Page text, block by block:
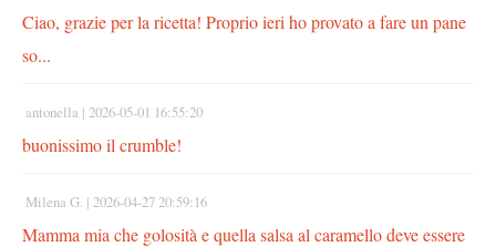
Ciao, grazie per la ricetta! Proprio ieri ho provato a fare un pane
so...
antonella | 2026-05-01 16:55:20
buonissimo il crumble!
Milena G. | 2026-04-27 20:59:16
Mamma mia che golosità e quella salsa al caramello deve essere